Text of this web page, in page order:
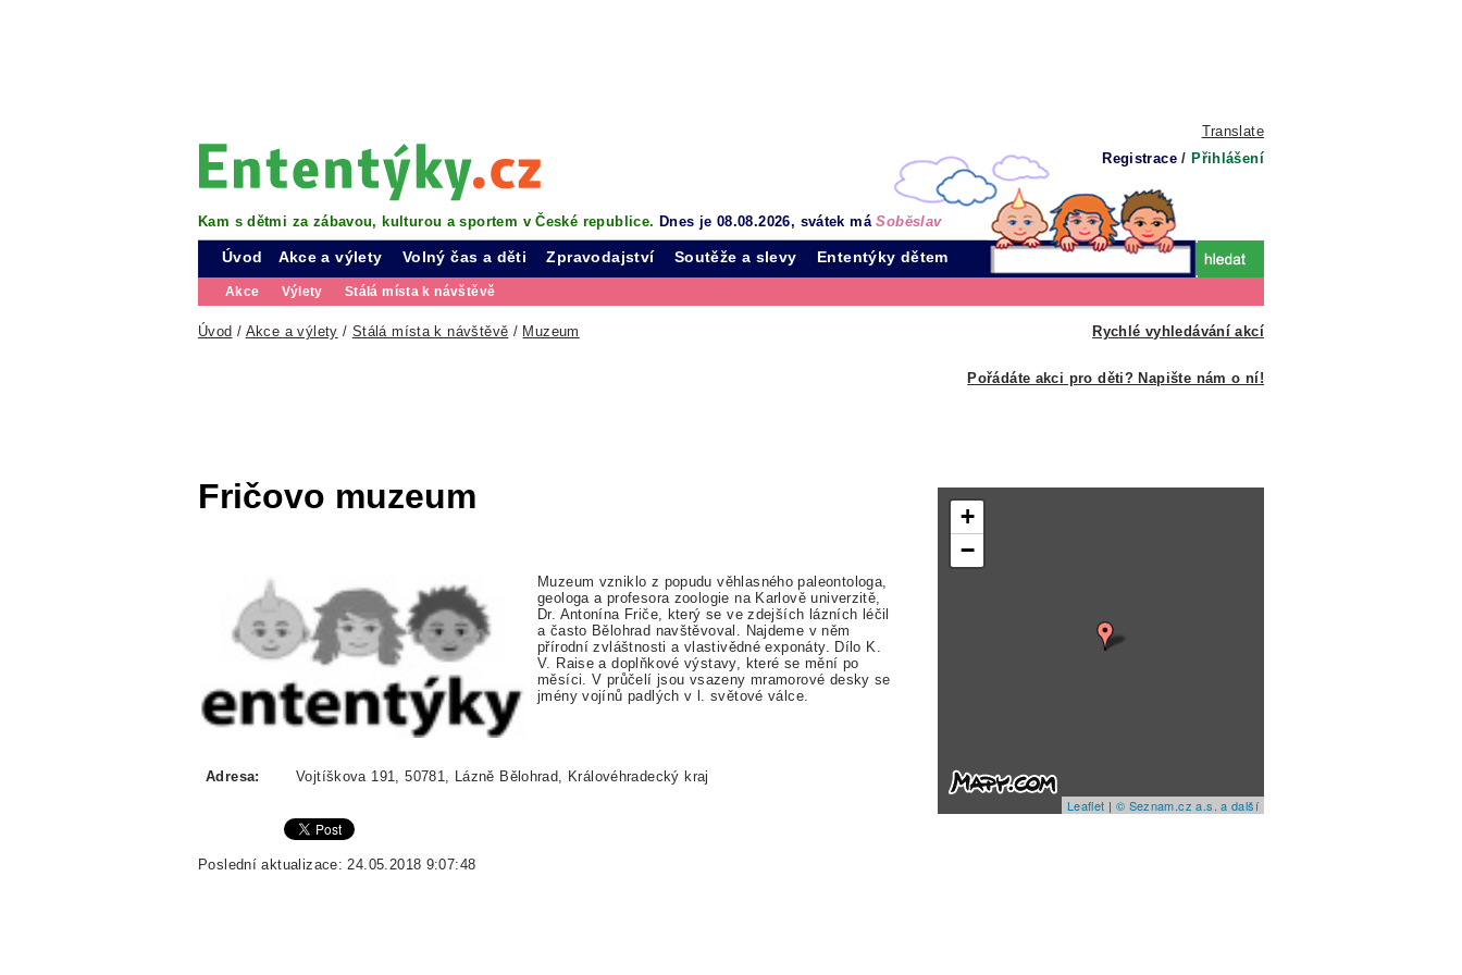
Translate
Registrace / Přihlášení
Kam s dětmi za zábavou, kulturou a sportem v České republice. Dnes je 08.08.2026, svátek máSoběslav
Úvod Akce a výlety
Akce Výlety Stálá místa k návštěvě
Volný čas a děti Zpravodajství Soutěže a slevy Ententýky dětem
Rychlé vyhledávání akcí
Úvod / Akce a výlety / Stálá místa k návštěvě / Muzeum
Pořádáte akci pro děti? Napište nám o ní!
Fričovo muzeum
Muzeum vzniklo z popudu věhlasného paleontologa,
geologa a profesora zoologie na Karlově univerzitě,
Dr. Antonína Friče, který se ve zdejších lázních léčil
a často Bělohrad navštěvoval. Najdeme v něm
přírodní zvláštnosti a vlastivědné exponáty. Dílo K.
V. Raise a doplňkové výstavy, které se mění po
měsíci. V průčelí jsou vsazeny mramorové desky se
jmény vojínů padlých v l. světové válce.
Adresa: Vojtíškova 191, 50781, Lázně Bělohrad, Královéhradecký kraj
Poslední aktualizace: 24.05.2018 9:07:48
+
−
Leaflet | © Seznam.cz a.s. a další